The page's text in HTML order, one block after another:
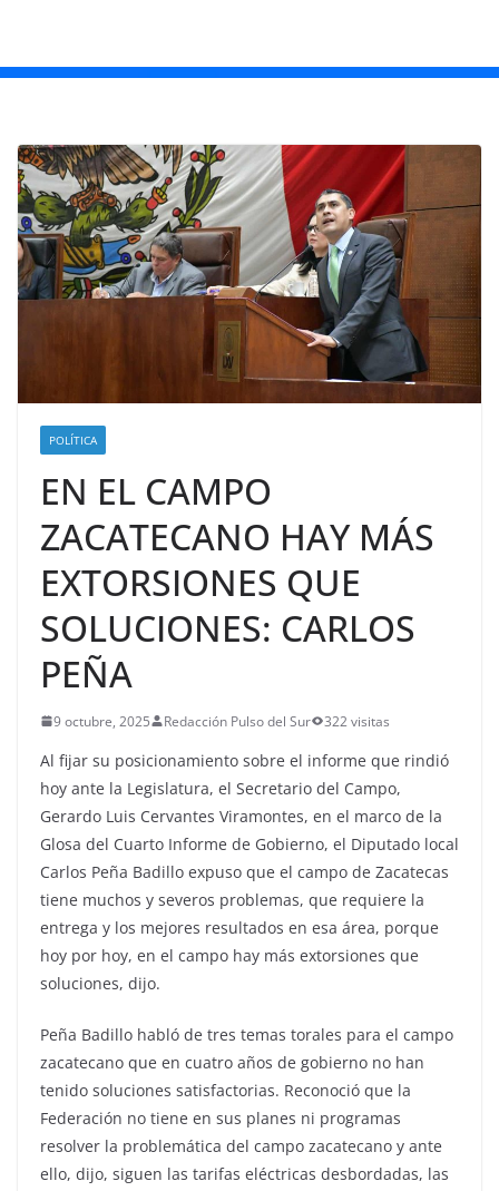
POLÍTICA
EN EL CAMPO
ZACATECANO HAY MÁS
EXTORSIONES QUE
SOLUCIONES: CARLOS
PEÑA
9 octubre, 2025 Redacción Pulso del Sur 322 visitas
Al fijar su posicionamiento sobre el informe que rindió
hoy ante la Legislatura, el Secretario del Campo,
Gerardo Luis Cervantes Viramontes, en el marco de la
Glosa del Cuarto Informe de Gobierno, el Diputado local
Carlos Peña Badillo expuso que el campo de Zacatecas
tiene muchos y severos problemas, que requiere la
entrega y los mejores resultados en esa área, porque
hoy por hoy, en el campo hay más extorsiones que
soluciones, dijo.
Peña Badillo habló de tres temas torales para el campo
zacatecano que en cuatro años de gobierno no han
tenido soluciones satisfactorias. Reconoció que la
Federación no tiene en sus planes ni programas
resolver la problemática del campo zacatecano y ante
ello, dijo, siguen las tarifas eléctricas desbordadas, las